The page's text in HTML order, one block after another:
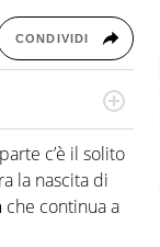
CONDIVIDI
e la capacità
c’è il solito
la nascita di
che continua a